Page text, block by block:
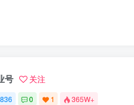
号 关注
836 0 1 365W+